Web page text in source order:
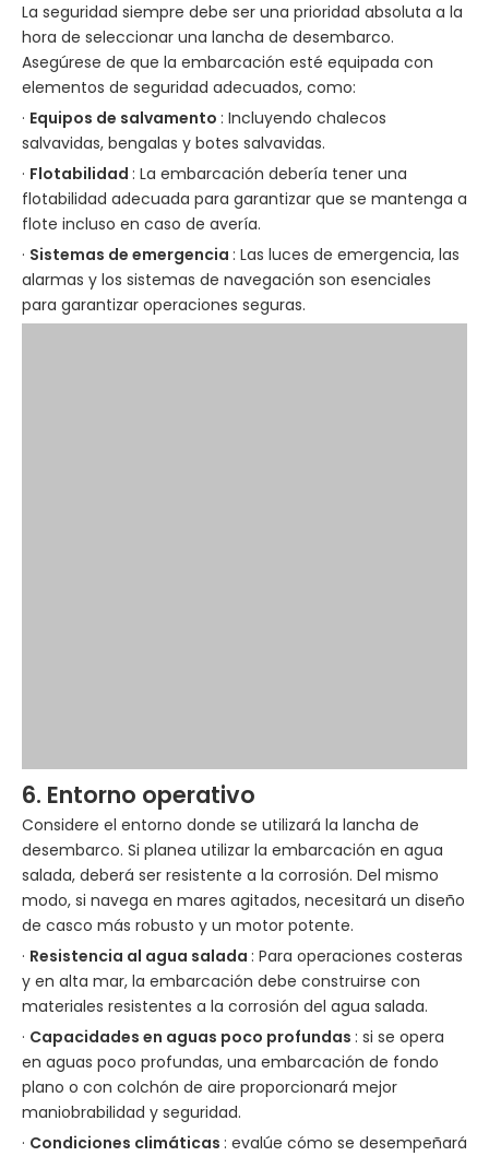
La seguridad siempre debe ser una prioridad absoluta a la
hora de seleccionar una lancha de desembarco.
Asegúrese de que la embarcación esté equipada con
elementos de seguridad adecuados, como:
· Equipos de salvamento : Incluyendo chalecos
salvavidas, bengalas y botes salvavidas.
· Flotabilidad : La embarcación debería tener una
flotabilidad adecuada para garantizar que se mantenga a
flote incluso en caso de avería.
· Sistemas de emergencia : Las luces de emergencia, las
alarmas y los sistemas de navegación son esenciales
para garantizar operaciones seguras.
6. Entorno operativo
Considere el entorno donde se utilizará la lancha de
desembarco. Si planea utilizar la embarcación en agua
salada, deberá ser resistente a la corrosión. Del mismo
modo, si navega en mares agitados, necesitará un diseño
de casco más robusto y un motor potente.
· Resistencia al agua salada : Para operaciones costeras
y en alta mar, la embarcación debe construirse con
materiales resistentes a la corrosión del agua salada.
· Capacidades en aguas poco profundas : si se opera
en aguas poco profundas, una embarcación de fondo
plano o con colchón de aire proporcionará mejor
maniobrabilidad y seguridad.
· Condiciones climáticas : evalúe cómo se desempeñará